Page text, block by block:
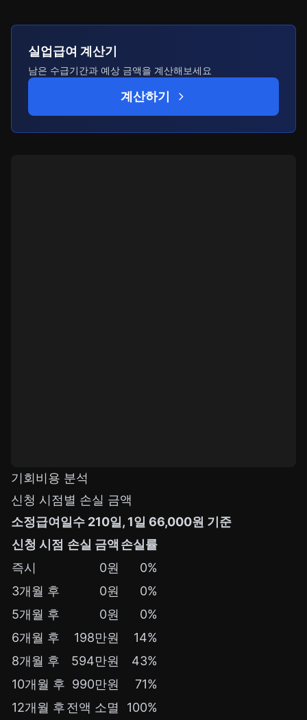
실업급여 계산기
남은 수급기간과 예상 금액을 계산해보세요
계산하기
기회비용 분석
신청 시점별 손실 금액
소정급여일수 210일, 1일 66,000원 기준
신청 시점 손실 금액 손실률
즉시
0원
0%
3개월 후
0원
0%
5개월 후
0원
0%
6개월 후
198만원
14%
8개월 후
594만원
43%
10개월 후 990만원
71%
12개월 후전액 소멸 100%